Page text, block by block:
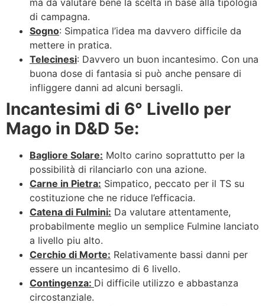
di campagna.
Sogno: Simpatica l’idea ma davvero difficile da
mettere in pratica.
Telecinesi: Davvero un buon incantesimo. Con una
buona dose di fantasia si può anche pensare di
infliggere danni ad alcuni bersagli.
Incantesimi di 6° Livello per
Mago in D&D 5e:
Bagliore Solare: Molto carino soprattutto per la
possibilità di rilanciarlo con una azione.
Carne in Pietra: Simpatico, peccato per il TS su
costituzione che ne riduce l’efficacia.
Catena di Fulmini: Da valutare attentamente,
probabilmente meglio un semplice Fulmine lanciato
a livello piu alto.
Cerchio di Morte: Relativamente bassi danni per
essere un incantesimo di 6 livello.
Contingenza: Di difficile utilizzo e abbastanza
circostanziale.